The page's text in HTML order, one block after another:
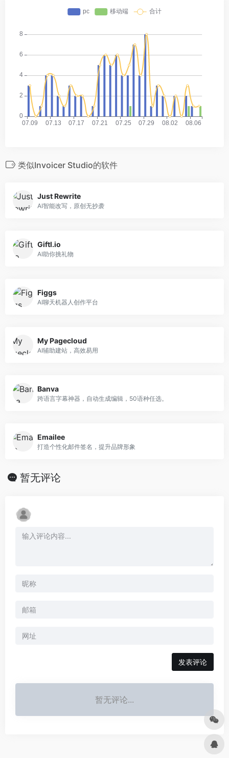
类似Invoicer Studio的软件
Just Rewrite
AI智能改写，原创无抄袭
Giftl.io
AI助你挑礼物
Figgs
AI聊天机器人创作平台
My Pagecloud
AI辅助建站，高效易用
Banva
跨语言字幕神器，自动生成编辑，50语种任选。
Emailee
打造个性化邮件签名，提升品牌形象
暂无评论
发表评论
暂无评论...